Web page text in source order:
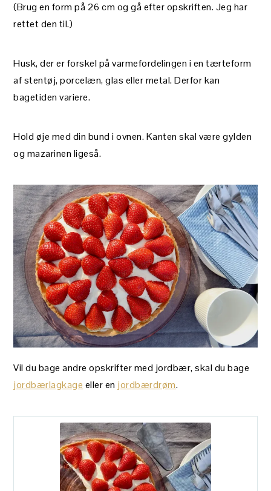
(Brug en form på 26 cm og gå efter opskriften. Jeg har
rettet den til.)
Husk, der er forskel på varmefordelingen i en tærteform
af stentøj, porcelæn, glas eller metal. Derfor kan
bagetiden variere.
Hold øje med din bund i ovnen. Kanten skal være gylden
og mazarinen ligeså.
Vil du bage andre opskrifter med jordbær, skal du bage
jordbærlagkage eller en jordbærdrøm.